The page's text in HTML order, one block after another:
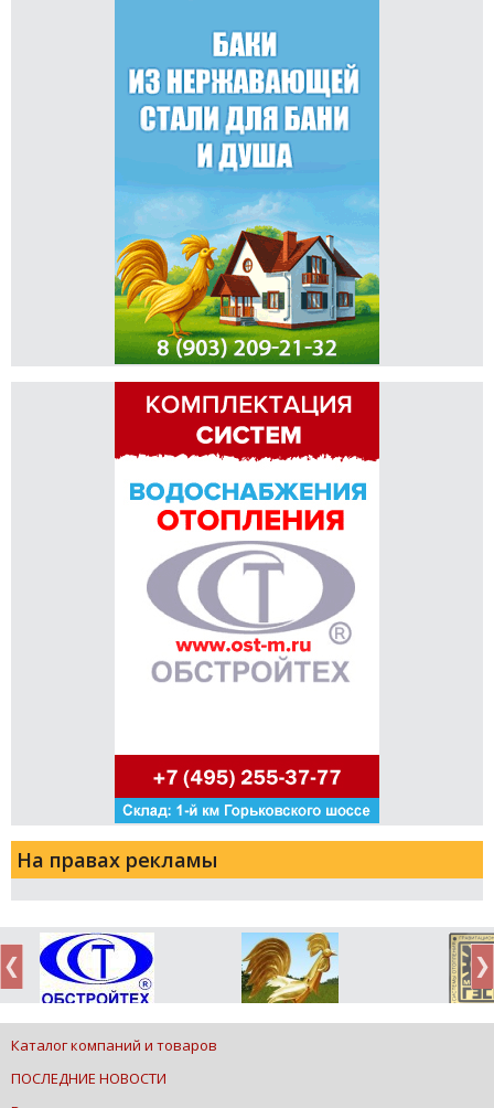
На правах рекламы
Каталог компаний и товаров
ПОСЛЕДНИЕ НОВОСТИ